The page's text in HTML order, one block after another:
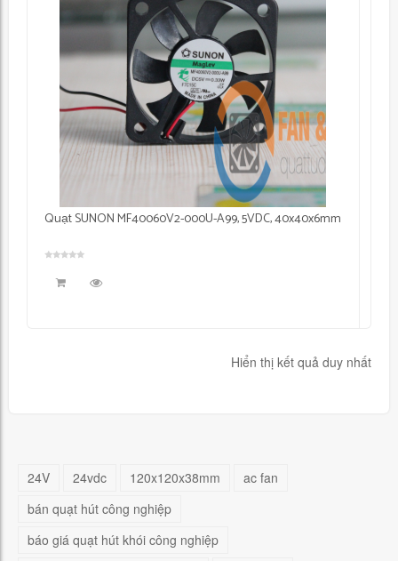
Quạt SUNON MF40060V2-000U-A99, 5VDC, 40x40x6mm
Hiển thị kết quả duy nhất
24V 24vdc 120x120x38mm
ac fan
bán quạt hút công nghiệp
báo giá quạt hút khói công nghiệp